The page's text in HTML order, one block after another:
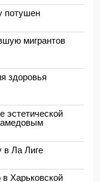
потушен
мигрантов
здоровья
эстетической
в Ла Лиге
Харьковской